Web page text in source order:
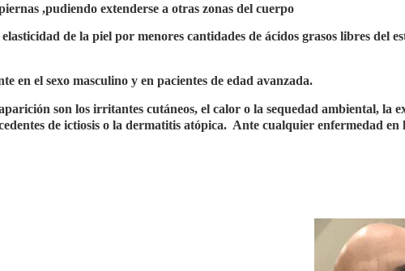
,pudiendo extenderse a otras zonas del cuerpo
de la piel por menores cantidades de ácidos grasos libres del
en el sexo masculino y en pacientes de edad avanzada.
son los irritantes cutáneos, el calor o la sequedad ambiental, la
de ictiosis o la dermatitis atópica. Ante cualquier enfermedad en